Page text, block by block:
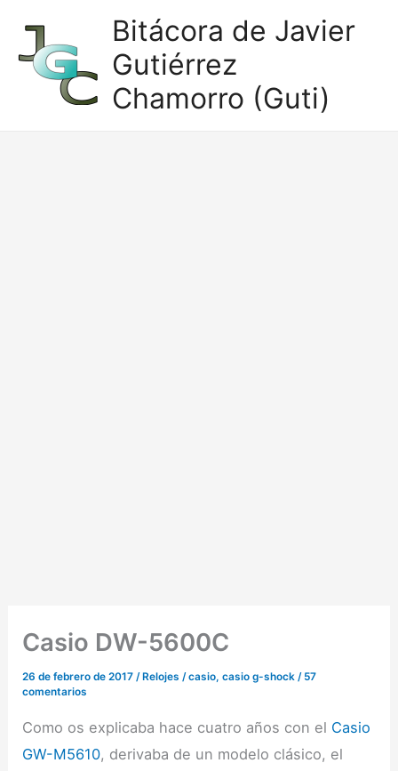
contenido
Bitácora de Javier
Gutiérrez
Chamorro (Guti)
Casio DW-5600C
26 de febrero de 2017/ Relojes /casio,casio g-shock / 57
comentarios
Como os explicaba hace cuatro años con el Casio
GW-M5610, derivaba de un modelo clásico, el